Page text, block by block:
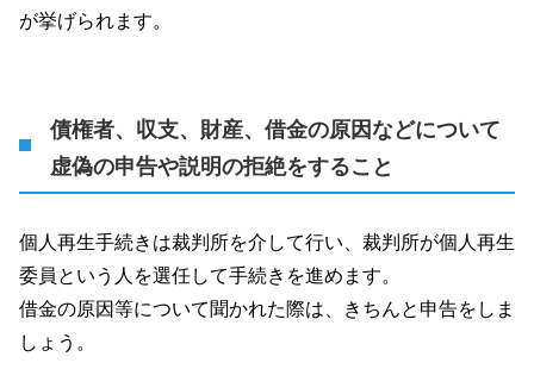
が挙げられます。
債権者、収支、財産、借金の原因などについて
虚偽の申告や説明の拒絶をすること
個人再生手続きは裁判所を介して行い、裁判所が個人再生
委員という人を選任して手続きを進めます。
借金の原因等について聞かれた際は、きちんと申告をしま
しょう。